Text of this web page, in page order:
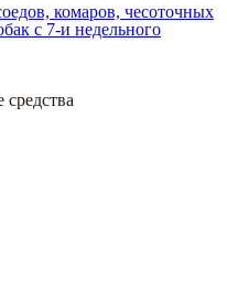
комаров, чесоточных
с 7-и недельного